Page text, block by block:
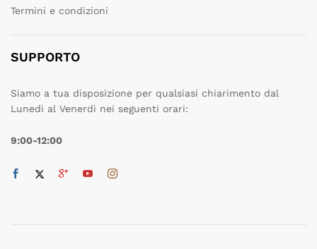
Termini e condizioni
SUPPORTO
Siamo a tua disposizione per qualsiasi chiarimento dal
Lunedì al Venerdì nei seguenti orari:
9:00-12:00